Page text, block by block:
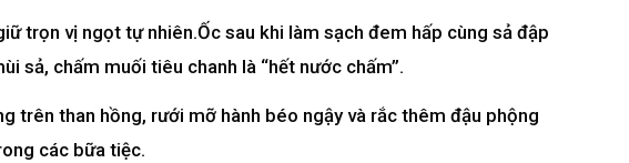
trọn vị ngọt tự nhiên.Ốc sau khi làm sạch đem hấp cùng sả đập
sả, chấm muối tiêu chanh là “hết nước chấm”.
trên than hồng, rưới mỡ hành béo ngậy và rắc thêm đậu phộng
các bữa tiệc.